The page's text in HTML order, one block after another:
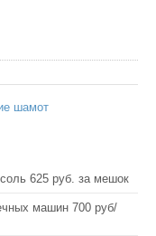
шамот
625 руб. за мешок
машин 700 руб/